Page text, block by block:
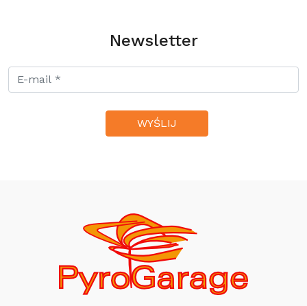
Newsletter